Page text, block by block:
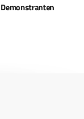
von Heckler &